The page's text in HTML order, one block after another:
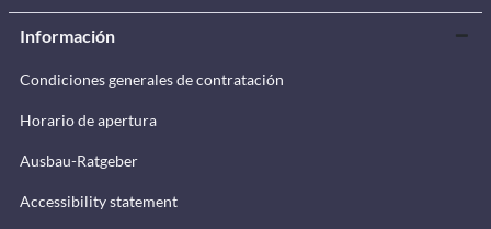
Información
Condiciones generales de contratación
Horario de apertura
Ausbau-Ratgeber
Accessibility statement